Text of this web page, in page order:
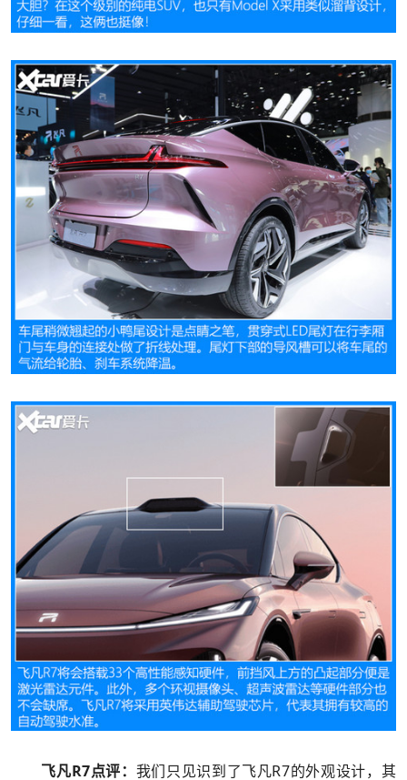
飞凡R7点评： 我们只见识到了飞凡R7的外观设计，其